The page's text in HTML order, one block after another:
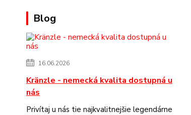
Blog
16.06.2026
Kränzle - nemecká kvalita dostupná u
nás
Privítaj u nás tie najkvalitnejšie legendárne